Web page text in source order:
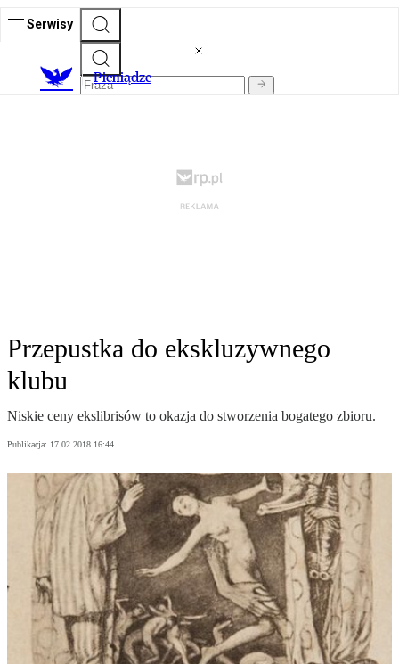
Serwisy
Pieniądze
Przepustka do ekskluzywnego
klubu
Niskie ceny ekslibrisów to okazja do stworzenia bogatego zbioru.
Publikacja: 17.02.2018 16:44